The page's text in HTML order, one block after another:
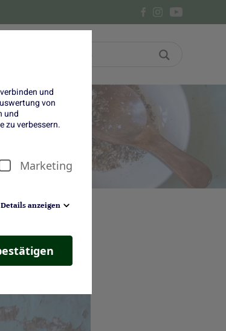
und
von
und
zu verbessern.
Marketing
Details anzeigen